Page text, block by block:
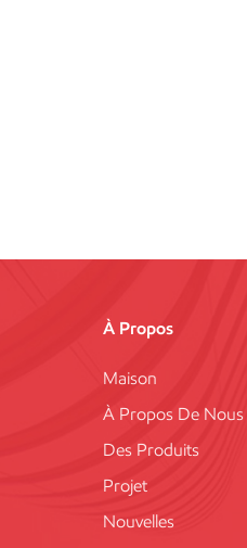
À Propos
Maison
À Propos De Nous
Des Produits
Projet
Nouvelles